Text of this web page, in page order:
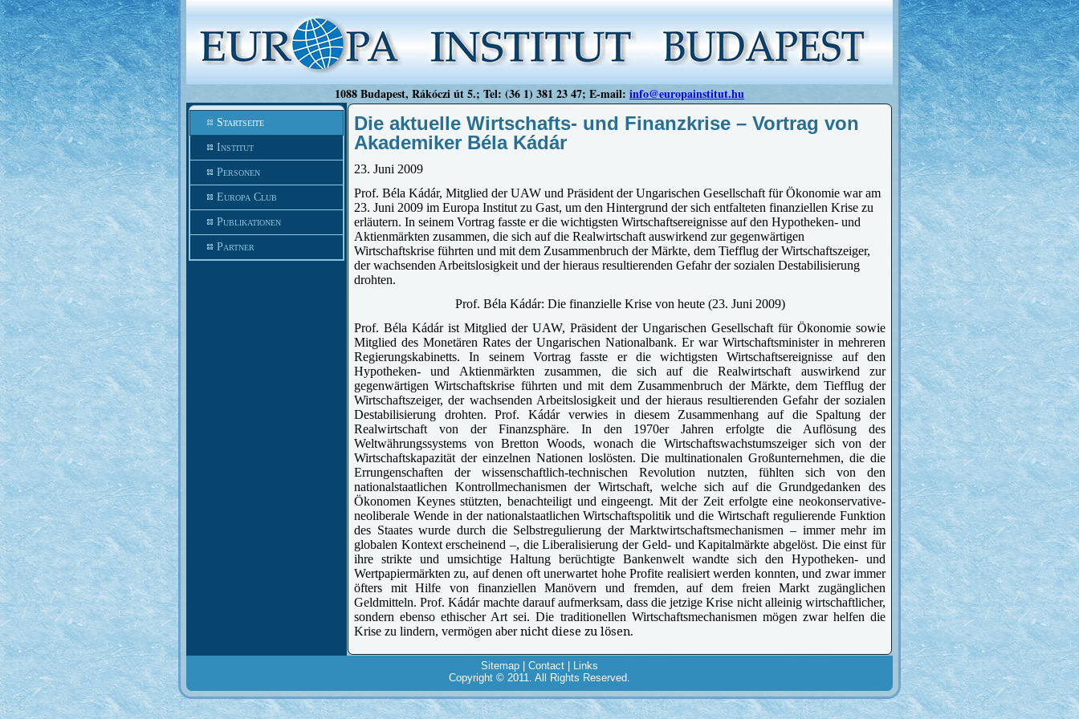
1088 Budapest, Rákóczi út 5.; Tel: (36 1) 381 23 47; E-mail: info@europainstitut.hu
Startseite
Institut
Personen
Europa Club
Publikationen
Partner
Die aktuelle Wirtschafts- und Finanzkrise – Vortrag von
Akademiker Béla Kádár
23. Juni 2009
Prof. Béla Kádár, Mitglied der UAW und Präsident der Ungarischen Gesellschaft für Ökonomie war am
23. Juni 2009 im Europa Institut zu Gast, um den Hintergrund der sich entfalteten finanziellen Krise zu
erläutern. In seinem Vortrag fasste er die wichtigsten Wirtschaftsereignisse auf den Hypotheken- und
Aktienmärkten zusammen, die sich auf die Realwirtschaft auswirkend zur gegenwärtigen
Wirtschaftskrise führten und mit dem Zusammenbruch der Märkte, dem Tiefflug der Wirtschaftszeiger,
der wachsenden Arbeitslosigkeit und der hieraus resultierenden Gefahr der sozialen Destabilisierung
drohten.
Prof. Béla Kádár: Die finanzielle Krise von heute (23. Juni 2009)
Prof. Béla Kádár ist Mitglied der UAW, Präsident der Ungarischen Gesellschaft für Ökonomie sowie
Mitglied des Monetären Rates der Ungarischen Nationalbank. Er war Wirtschaftsminister in mehreren
Regierungskabinetts. In seinem Vortrag fasste er die wichtigsten Wirtschaftsereignisse auf den
Hypotheken- und Aktienmärkten zusammen, die sich auf die Realwirtschaft auswirkend zur
gegenwärtigen Wirtschaftskrise führten und mit dem Zusammenbruch der Märkte, dem Tiefflug der
Wirtschaftszeiger, der wachsenden Arbeitslosigkeit und der hieraus resultierenden Gefahr der sozialen
Destabilisierung drohten. Prof. Kádár verwies in diesem Zusammenhang auf die Spaltung der
Realwirtschaft von der Finanzsphäre. In den 1970er Jahren erfolgte die Auflösung des
Weltwährungssystems von Bretton Woods, wonach die Wirtschaftswachstumszeiger sich von der
Wirtschaftskapazität der einzelnen Nationen loslösten. Die multinationalen Großunternehmen, die die
Errungenschaften der wissenschaftlich-technischen Revolution nutzten, fühlten sich von den
nationalstaatlichen Kontrollmechanismen der Wirtschaft, welche sich auf die Grundgedanken des
Ökonomen Keynes stützten, benachteiligt und eingeengt. Mit der Zeit erfolgte eine neokonservative-
neoliberale Wende in der nationalstaatlichen Wirtschaftspolitik und die Wirtschaft regulierende Funktion
des Staates wurde durch die Selbstregulierung der Marktwirtschaftsmechanismen – immer mehr im
globalen Kontext erscheinend –, die Liberalisierung der Geld- und Kapitalmärkte abgelöst. Die einst für
ihre strikte und umsichtige Haltung berüchtigte Bankenwelt wandte sich den Hypotheken- und
Wertpapiermärkten zu, auf denen oft unerwartet hohe Profite realisiert werden konnten, und zwar immer
öfters mit Hilfe von finanziellen Manövern und fremden, auf dem freien Markt zugänglichen
Geldmitteln. Prof. Kádár machte darauf aufmerksam, dass die jetzige Krise nicht alleinig wirtschaftlicher,
sondern ebenso ethischer Art sei. Die traditionellen Wirtschaftsmechanismen mögen zwar helfen die
Krise zu lindern, vermögen abernicht diese zu lösen.
Sitemap Contact
Links
Copyright © 2011. All Rights Reserved.